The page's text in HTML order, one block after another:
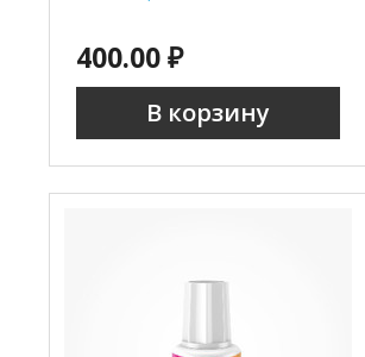
400.00 ₽
В корзину